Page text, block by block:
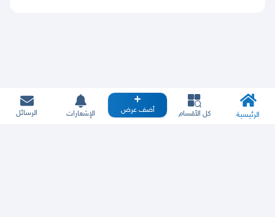
الرئيسية كل الأقسام أضف عرض الإشعارات الرسائل